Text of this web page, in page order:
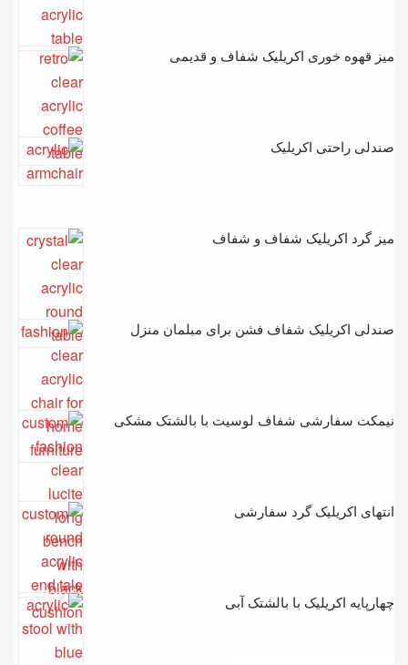
میز قهوه خوری اکریلیک شفاف و قدیمی
صندلی راحتی اکریلیک
میز گرد اکریلیک شفاف و شفاف
صندلی اکریلیک شفاف فشن برای مبلمان منزل
نیمکت سفارشی شفاف لوسیت با بالشتک مشکی
انتهای اکریلیک گرد سفارشی
چهارپایه اکریلیک با بالشتک آبی